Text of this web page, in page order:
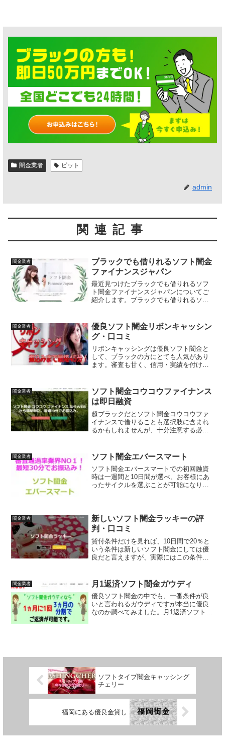
闇金業者 ピット
admin
関連記事
闇金業者
ブラックでも借りれるソフト闇金
ファイナンスジャパン
最近見つけたブラックでも借りれるソフ
ト闇金ファイナンスジャパンについてご
紹介します。ブラックでも借りれるソフ
ります。
闇金業者
優良ソフト闇金リボンキャッシン
グ・口コミ
リボンキャッシングは優良ソフト闇金と
して、ブラックの方にとても人気があり
ます。審査も甘く、信用・実績を付ける
金リボンキャッシングが気になるブラッ
クの方のために、利息や返済周期は他社
に比べ良い条件なのか詳しくご紹介して
いきます。
闇金業者
ソフト闇金コウコウファイナンス
は即日融資
超ブラックだとソフト闇金コウコウファ
イナンスで借りることも選択肢に含まれ
るかもしれませんが、十分注意する必要
不満があれば、手数料無料で超ブラック
でも借りれる金融をご利用ください。
闇金業者 ソフト闇金エバースマート
ソフト闇金エバースマートでの初回融資
時は一週間と10日間が選べ、お客様にあ
ったサイクルを選ぶことが可能になりま
闇金業者
新しいソフト闇金ラッキーの評
判・口コミ
貸付条件だけを見れば、10日間で20％と
いう条件は新しいソフト闇金にしては優
良だと言えますが、実際にはこの条件で
資を終えた後に違う条件を言ってくると
いうことです。
闇金業者 月1返済ソフト闇金ガウディ
優良ソフト闇金の中でも、一番条件が良
いと言われるガウディですが本当に優良
なのか調べてみました。月1返済ソフト闇
ソフトタイプ闇金キャッシング
チェリー
福岡にある優良金貸し